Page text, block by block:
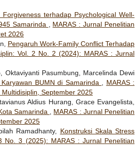
Forgiveness terhadap Psychological Well-
Samarinda
MARAS : Jurnal Penelitian
2026
Pengaruh Work-Family Conflict Terhadap
Vol. 2 No. 2 (2024): MARAS : Jurnal
Oktaviyanti Pasumbung, Marcelinda Dewi
BUMN di Samarinda
MARAS :
September 2025
Aldius Hurang, Grace Evangelista,
Samarinda
MARAS : Jurnal Penelitian
2025
Ramadhanty, Konstruksi Skala Stress
No. 3 (2025): MARAS : Jurnal Penelitian